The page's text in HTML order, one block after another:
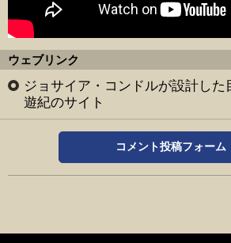
ウェブリンク
ジョサイア・コンドルが設計した
遊紀のサイト
コメント投稿フォーム